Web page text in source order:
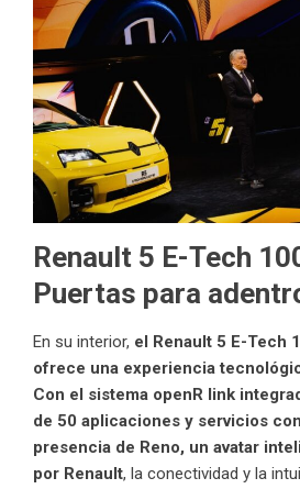
Renault 5 E-Tech
Puertas para
En su interior, el Renault 5 E-Tech
ofrece una experiencia
Con el sistema openR link
de 50 aplicaciones y servicios
presencia de Reno, un avatar
por Renault, la conectividad y la